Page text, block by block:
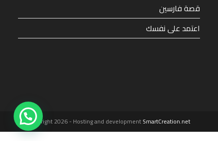
قصة فارسين
اعتمد على نفسك
Copyright 2026 - Hosting and developmentSmartCreation.net
1